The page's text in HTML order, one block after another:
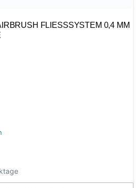
FLIESSSYSTEM 0,4 MM D